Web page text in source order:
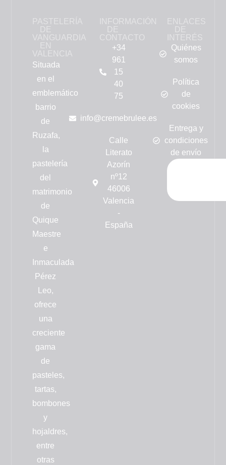
PASTELERÍA
DE
VANGUARDIA
EN
VALENCIA
Situada
en el
emblemático
barrio
de
Ruzafa,
la
pastelería
del
matrimonio
de
Quique
Maestre
e
Inmaculada
Pérez
Leo,
ofrece
una
creciente
gama
de
pasteles,
tartas,
bombones
y
hojaldres,
entre
otras
INFORMACIÓN
DE
CONTACTO
+34
961
15
40
75
info@cremebrulee.es
Calle
Literato
Azorín
nº12
46006
Valencia
-
España
ENLACES
DE
INTERÉS
Quiénes
somos
Política
de
cookies
Entrega y
condiciones
de envío